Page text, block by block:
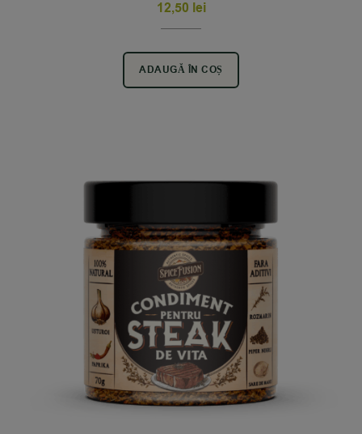
Rated5.00
out of 5
12,50 lei
ADAUGĂ ÎN COȘ